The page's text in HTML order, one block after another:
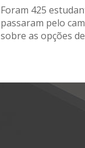
Foram 425
passaram pelo
sobre as opções